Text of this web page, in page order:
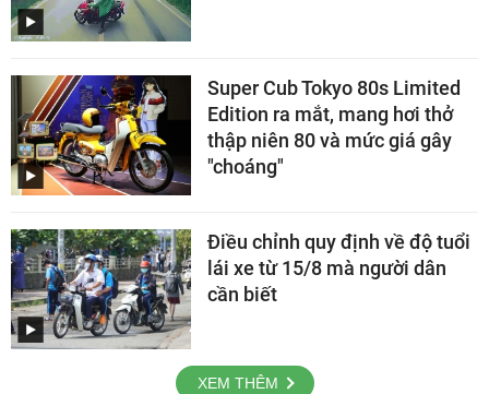
Super Cub Tokyo 80s Limited
Edition ra mắt, mang hơi thở
thập niên 80 và mức giá gây
"choáng"
Điều chỉnh quy định về độ tuổi
lái xe từ 15/8 mà người dân
cần biết
XEM THÊM